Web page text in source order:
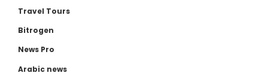
Travel Tours
Bitrogen
News Pro
Arabic news